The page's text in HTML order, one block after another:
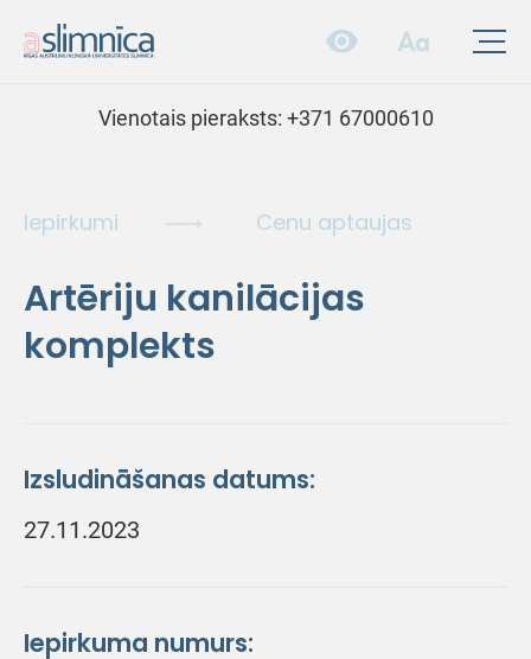
Vienotais pieraksts: +371 67000610
Iepirkumi Cenu aptaujas
Artēriju kanilācijas
komplekts
Izsludināšanas datums:
27.11.2023
Iepirkuma numurs: